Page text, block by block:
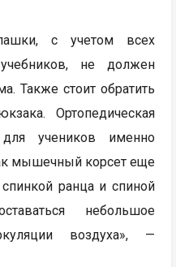
с учетом всех
не должен
Также стоит обратить
Ортопедическая
учеников именно
мышечный корсет еще
ранца и спиной
небольшое
воздуха», —